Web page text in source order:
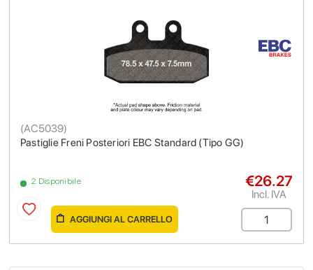
Pastiglie Freni Posteriori EBC Standard (Tipo GG)
(AC5039)
2 Disponibile €26.27
Incl. IVA
AGGIUNGI AL CARRELLO